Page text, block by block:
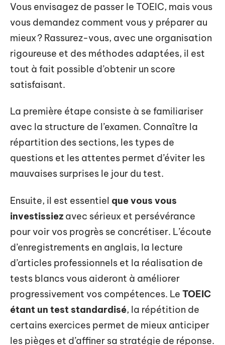
Vous envisagez de passer le TOEIC, mais vous
vous demandez comment vous y préparer au
mieux ? Rassurez-vous, avec une organisation
rigoureuse et des méthodes adaptées, il est
tout à fait possible d’obtenir un score
satisfaisant.
La première étape consiste à se familiariser
avec la structure de l’examen. Connaître la
répartition des sections, les types de
questions et les attentes permet d’éviter les
mauvaises surprises le jour du test.
Ensuite, il est essentiel que vous vous
investissiez avec sérieux et persévérance
pour voir vos progrès se concrétiser. L’écoute
d’enregistrements en anglais, la lecture
d’articles professionnels et la réalisation de
tests blancs vous aideront à améliorer
progressivement vos compétences. Le TOEIC
étant un test standardisé, la répétition de
certains exercices permet de mieux anticiper
les pièges et d’affiner sa stratégie de réponse.